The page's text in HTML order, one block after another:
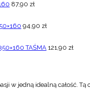
87,90 zł
94,90 zł
TAŚMA 121,90 zł
w jedną idealną całość.